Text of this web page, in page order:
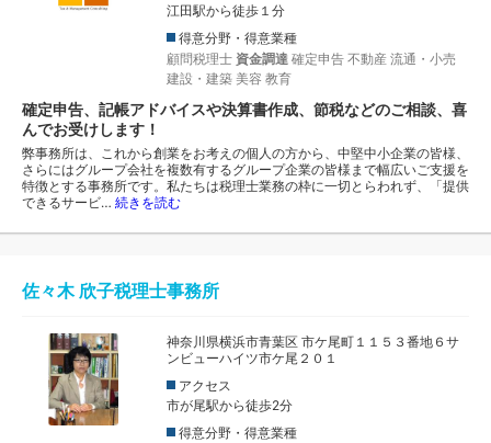
江田駅から徒歩１分
得意分野・得意業種
顧問税理士 資金調達 確定申告 不動産 流通・小売
建設・建築 美容 教育
確定申告、記帳アドバイスや決算書作成、節税などのご相談、喜
んでお受けします！
弊事務所は、これから創業をお考えの個人の方から、中堅中小企業の皆様、
さらにはグループ会社を複数有するグループ企業の皆様まで幅広いご支援を
特徴とする事務所です。​私たちは税理士業務の枠に一切とらわれず、「提供
できるサービ… 続きを読む
佐々木 欣子税理士事務所
神奈川県横浜市青葉区 市ケ尾町１１５３番地６サ
ンビューハイツ市ケ尾２０１
アクセス
市が尾駅から徒歩2分
得意分野・得意業種